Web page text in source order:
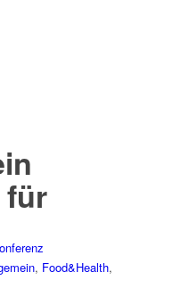
für
, Food&Health,